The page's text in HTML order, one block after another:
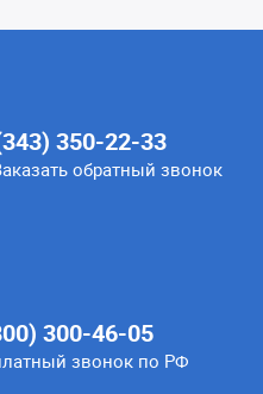
350-22-33
обратный звонок
300-46-05
звонок по РФ